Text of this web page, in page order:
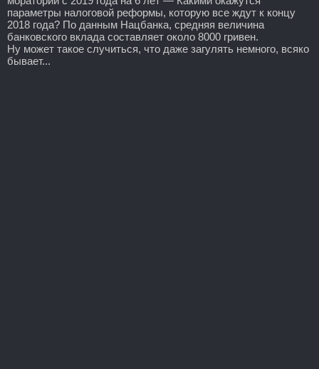
параметры налоговой реформы, которую все ждут к концу
2018 года? По данным Нацбанка, средняя величина
банковского вклада составляет около 8000 гривен.
Ну может такое случиться, что даже загулять немного, всяко
бывает...